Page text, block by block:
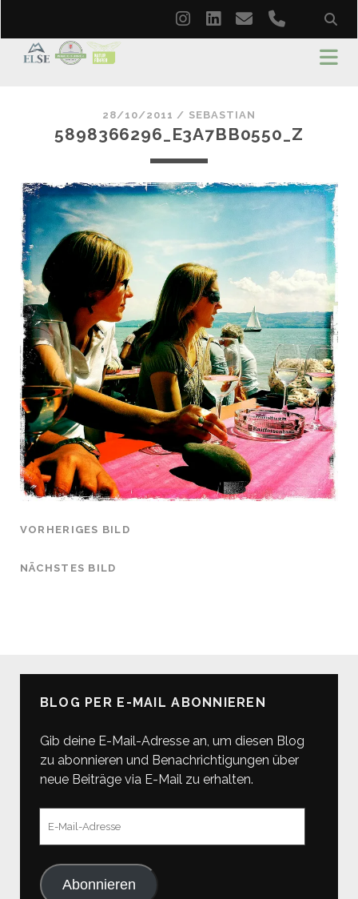
instagram
linkedin
emailphone
28/10/2011 / SEBASTIAN
5898366296_E3A7BB0550_Z
VORHERIGES BILD
NÄCHSTES BILD
BLOG PER E-MAIL ABONNIEREN
Gib deine E-Mail-Adresse an, um diesen Blog
zu abonnieren und Benachrichtigungen über
neue Beiträge via E-Mail zu erhalten.
Abonnieren